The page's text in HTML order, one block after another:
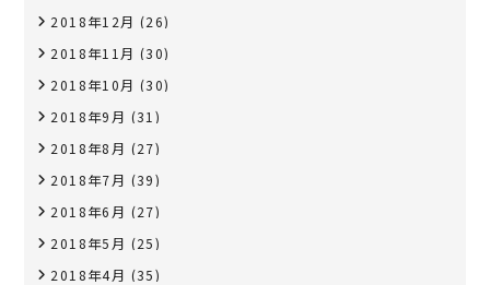
2018年12月 (26)
2018年11月 (30)
2018年10月 (30)
2018年9月 (31)
2018年8月 (27)
2018年7月 (39)
2018年6月 (27)
2018年5月 (25)
2018年4月 (35)